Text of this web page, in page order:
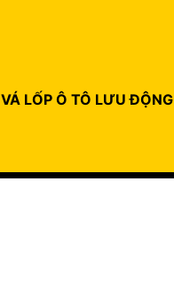
VÁ LỐP Ô TÔ LƯU ĐỘNG